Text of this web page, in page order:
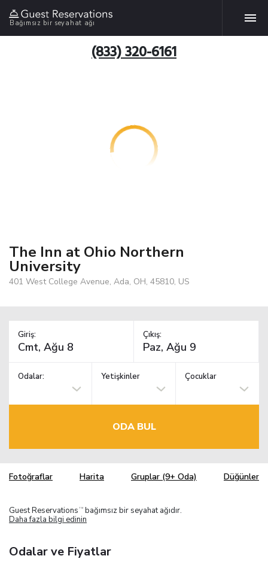
Bağımsız bir seyahat ağı
(833) 320-6161
The Inn at Ohio Northern
University
401 West College Avenue, Ada, OH, 45810, US
Giriş: Çıkış:
Odalar: Yetişkinler Çocuklar
ODA BUL
Fotoğraflar Harita Gruplar (9+ Oda) Düğünler
Guest Reservations TM bağımsız bir seyahat ağıdır.
Daha fazla bilgi edinin
Odalar ve Fiyatlar